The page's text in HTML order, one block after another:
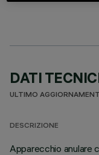
DATI
ULTIMO
DESCRIZIONE
Apparecchio